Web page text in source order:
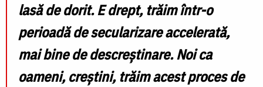
lasă de dorit. E drept, trăim într-o
perioadă de secularizare accelerată,
mai bine de descreștinare. Noi ca
oameni, creștini, trăim acest proces de